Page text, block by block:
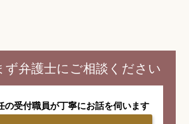
ず弁護士にご相談ください
の受付職員が丁寧にお話を伺います